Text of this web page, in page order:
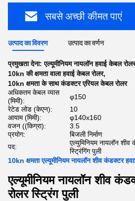
सबसे अच्छी कीमत पाएं
उत्पाद का विवरण उत्पाद का वर्णन
प्रमुखता देना:एल्यूमीनियम नायलॉन हवाई केबल रोलर
10kn की क्षमता वाला हवाई केबल रोलर,
10kn क्षमता के साथ कंडक्टर एरियल केबल रोलर
अधिकतम केबल व्यास
(मिमी):
φ150
रेटेड लोड (केएन):
10
आयाम (मिमी):
φ140x160
वजन ((किग्रा):
3.5
प्रयोग:
बिजली निर्माण
पद:
एल्युमिनियम नायलॉन
स्ट्रिंगिंग पुली
10kn क्षमता एल्यूमीनियम नायलॉन शीव कंडक्टर
एल्यूमीनियम नायलॉन शीव
रोलर स्ट्रिंग पुली